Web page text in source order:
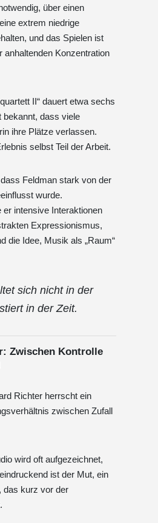
über einen
extrem niedrige
und das Spielen ist
anhaltenden Konzentration
II“ dauert etwa sechs
bekannt, dass viele
ihre Plätze verlassen.
selbst Teil der Arbeit.
Feldman stark von der
wurde.
er intensive Interaktionen
Expressionismus,
die Idee, Musik als „Raum“
sich nicht in der
in der Zeit.
Zwischen Kontrolle
Richter herrscht ein
zwischen Zufall
wird oft aufgezeichnet,
ist der Mut, ein
das kurz vor der